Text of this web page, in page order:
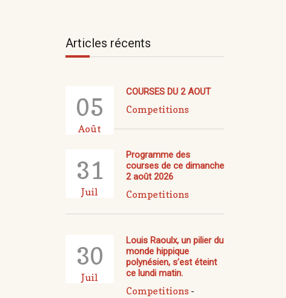
Articles récents
05
Août
COURSES DU 2 AOUT
Competitions
31
Juil
Programme des
courses de ce dimanche
2 août 2026
Competitions
30
Juil
Louis Raoulx, un pilier du
monde hippique
polynésien, s’est éteint
ce lundi matin.
Competitions -